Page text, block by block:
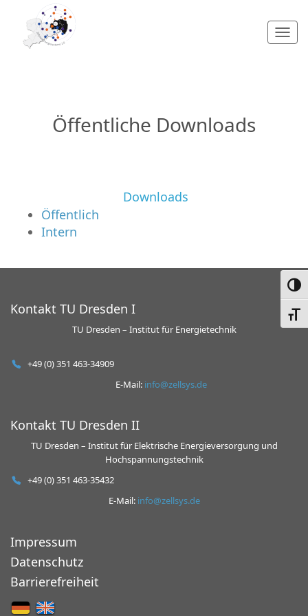
Öffentliche Downloads
Downloads
Öffentlich
Intern
Kontakt TU Dresden I
TU Dresden – Institut für Energietechnik
+49 (0) 351 463-34909
E-Mail: info@zellsys.de
Kontakt TU Dresden II
TU Dresden – Institut für Elektrische Energieversorgung und
Hochspannungstech­nik
+49 (0) 351 463-35432
E-Mail: info@zellsys.de
Impressum
Datenschutz
Barrierefreiheit